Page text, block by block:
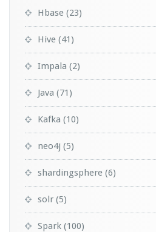
Hbase (23)
Hive (41)
Impala (2)
Java (71)
Kafka (10)
neo4j (5)
shardingsphere (6)
solr (5)
Spark (100)